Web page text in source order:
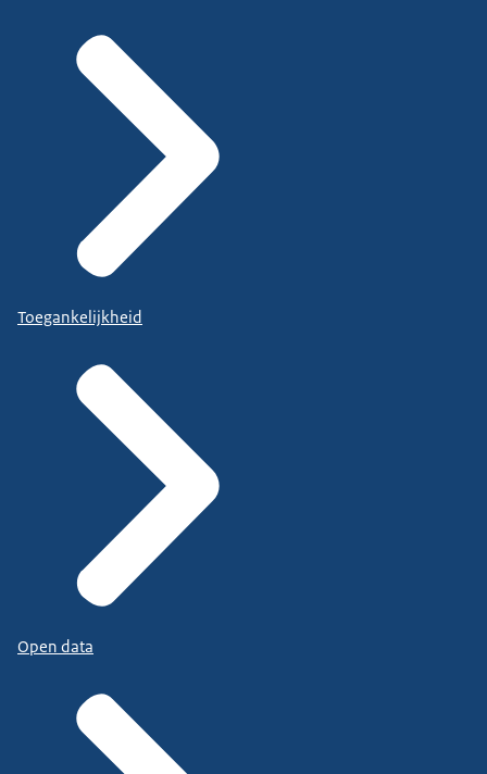
Toegankelijkheid
Open data